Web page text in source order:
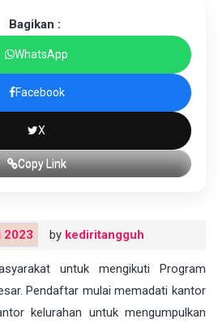
Bagikan :
WhatsApp
Facebook
X
Copy Link
2023 by kediritangguh
untuk mengikuti Program
Pendaftar mulai memadati kantor
kelurahan untuk mengumpulkan